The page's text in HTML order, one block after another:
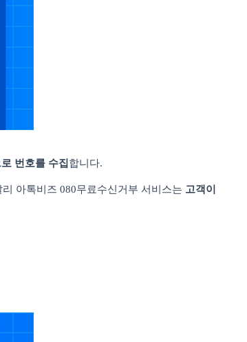
번호를 수집합니다.
아톡비즈 080무료수신거부 서비스는 고객이